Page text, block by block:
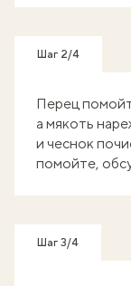
Шаг 2/4
Перец
а мякоть
и чеснок
помойте,
Шаг 3/4